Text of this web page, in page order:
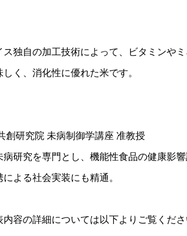
独自の加工技術によって、ビタミンや
く、消化性に優れた米です。
研究院 未病制御学講座 准教授
研究を専門とし、機能性食品の健康影
よる社会実装にも精通。
容の詳細については以下よりご覧くださ